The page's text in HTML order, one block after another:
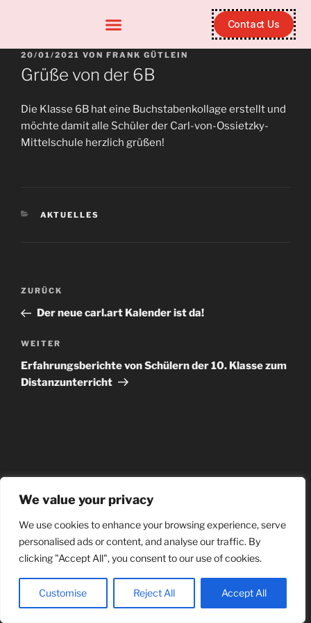
We value your privacy
We use cookies to enhance your browsing experience, serve
personalised ads or content, and analyse our traffic. By
clicking "Accept All", you consent to our use of cookies.
Customise Reject All Accept All
Contact Us
20/01/2021 VON FRANK GÜTLEIN
Grüße von der 6B
Die Klasse 6B hat eine Buchstabenkollage erstellt und
möchte damit alle Schüler der Carl-von-Ossietzky-
Mittelschule herzlich grüßen!
AKTUELLES
ZURÜCK
Der neue carl.art Kalender ist da!
WEITER
Erfahrungsberichte von Schülern der 10. Klasse zum
Distanzunterricht